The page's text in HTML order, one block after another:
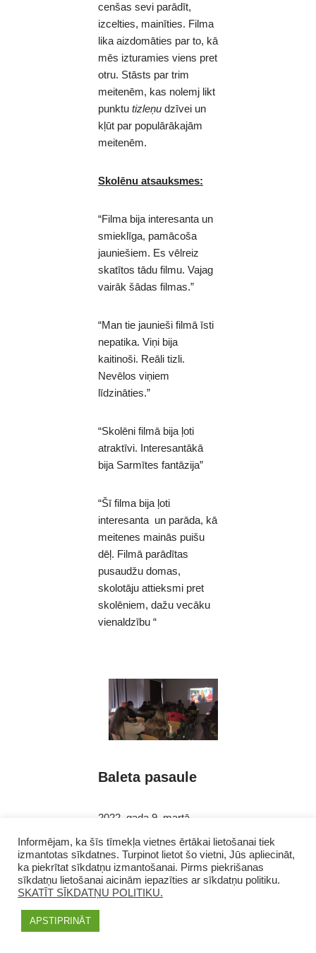
cenšas sevi parādīt,
izcelties, mainīties. Filma
lika aizdomāties par to, kā
mēs izturamies viens pret
otru. Stāsts par trim
meitenēm, kas nolemj likt
punktu tizleņu dzīvei un
kļūt par populārākajām
meitenēm.
Skolēnu atsauksmes:
“Filma bija interesanta un
smieklīga, pamācoša
jauniešiem. Es vēlreiz
skatītos tādu filmu. Vajag
vairāk šādas filmas.”
“Man tie jaunieši filmā īsti
nepatika. Viņi bija
kaitinoši. Reāli tizli.
Nevēlos viņiem
līdzināties.”
“Skolēni filmā bija ļoti
atraktīvi. Interesantākā
bija Sarmītes fantāzija”
“Šī filma bija ļoti
interesanta un parāda, kā
meitenes mainās puišu
dēļ. Filmā parādītas
pusaudžu domas,
skolotāju attieksmi pret
skolēniem, dažu vecāku
vienaldzību “
Baleta pasaule
2022. gada 9. martā
4.b klases skolēni
noskatījās baleta stundu,
kuru veidoja Latvijas
Informējam, ka šīs tīmekļa vietnes ērtākai lietošanai tiek
izmantotas sīkdatnes. Turpinot lietot šo vietni, Jūs apliecināt,
ka piekrītat sīkdatņu izmantošanai. Pirms piekrišanas
sīkdatņu lietošanai aicinām iepazīties ar sīkdatņu politiku.
SKATĪT SĪKDATŅU POLITIKU.
APSTIPRINĀT